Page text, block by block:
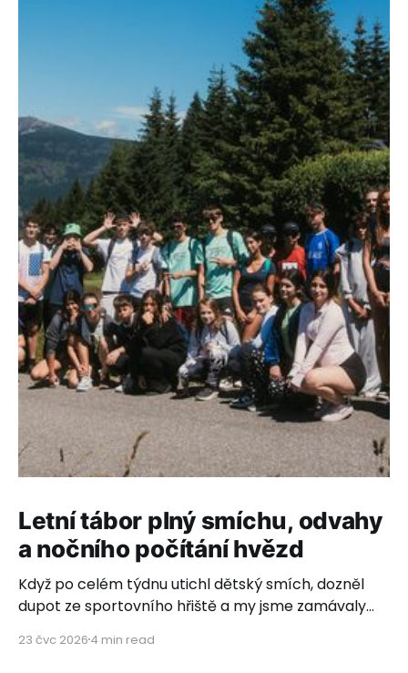
Letní tábor plný smíchu, odvahy
a nočního počítání hvězd
Když po celém týdnu utichl dětský smích, dozněl
dupot ze sportovního hřiště a my jsme zamávaly
ticho. Ticho plné vděčnosti, dojetí a hlubokého
23 čvc 2026 4 min read